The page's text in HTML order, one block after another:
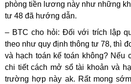
phòng tiền lương này như những
tư 48 đã hướng dẫn.
– BTC cho hỏi: Đối với trích lập
theo như quy định thông tư 78, thì
và hạch toán kế toán không? Nếu
chi tiết cách mở sổ tài khoản và
trường hợp này ak. Rất mong